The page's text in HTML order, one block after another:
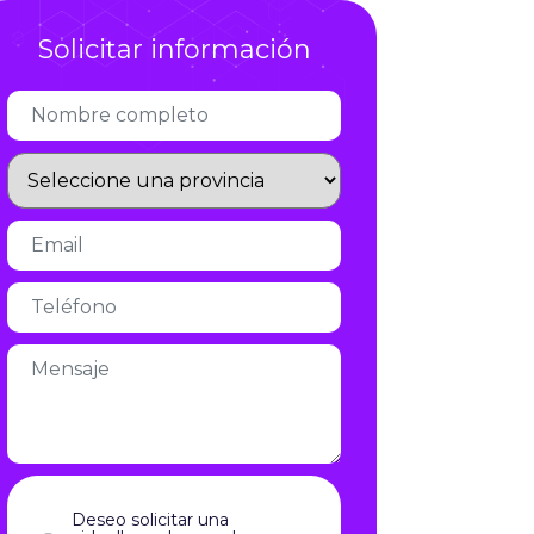
Infórmate
Solicitar información
Deseo solicitar una